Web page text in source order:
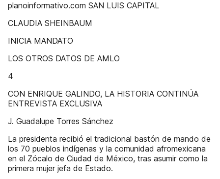
planoinformativo.com SAN LUIS CAPITAL
CLAUDIA SHEINBAUM
INICIA MANDATO
LOS OTROS DATOS DE AMLO
4
CON ENRIQUE GALINDO, LA HISTORIA CONTINÚA
ENTREVISTA EXCLUSIVA
J. Guadalupe Torres Sánchez
La presidenta recibió el tradicional bastón de mando de
los 70 pueblos indígenas y la comunidad afromexicana
en el Zócalo de Ciudad de México, tras asumir como la
primera mujer jefa de Estado.